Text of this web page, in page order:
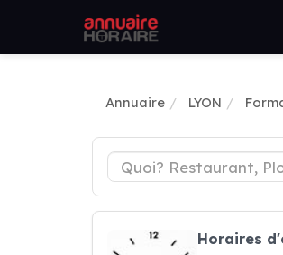
Annuaire LYON
Horaires